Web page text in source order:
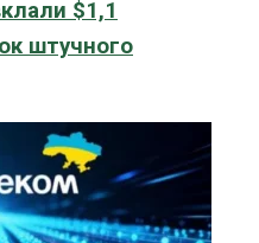
$1,1
штучного